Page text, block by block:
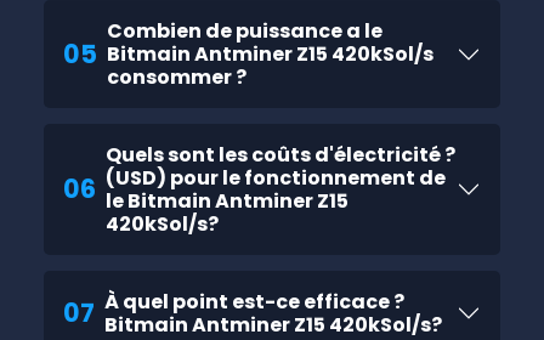
05
Combien de puissance a le
Bitmain Antminer Z15 420kSol/s
consommer ?
06
Quels sont les coûts d'électricité ?
(USD) pour le fonctionnement de
le Bitmain Antminer Z15
420kSol/s?
07 À quel point est-ce efficace ?
Bitmain Antminer Z15 420kSol/s?